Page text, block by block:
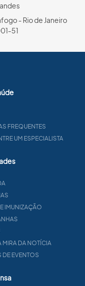
- Rio de Janeiro
51
FREQUENTES
UM ESPECIALISTA
IMUNIZAÇÃO
MIRA DA NOTÍCIA
DE EVENTOS